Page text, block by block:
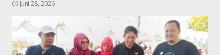
Juni 28, 2026